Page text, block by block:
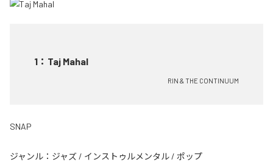
1 ： Taj Mahal
RIN & THE CONTINUUM
SNAP
ジャンル： ジャズ / インストゥルメンタル / ポップ